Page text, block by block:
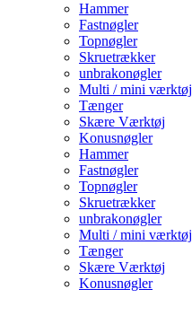
Hammer
Fastnøgler
Topnøgler
Skruetrækker
unbrakonøgler
Multi / mini værktøj
Tænger
Skære Værktøj
Konusnøgler
Hammer
Fastnøgler
Topnøgler
Skruetrækker
unbrakonøgler
Multi / mini værktøj
Tænger
Skære Værktøj
Konusnøgler